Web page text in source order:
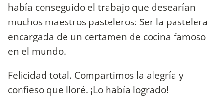
había conseguido el trabajo que desearían
muchos maestros pasteleros: Ser la pastelera
encargada de un certamen de cocina famoso
en el mundo.
Felicidad total. Compartimos la alegría y
confieso que lloré. ¡Lo había logrado!